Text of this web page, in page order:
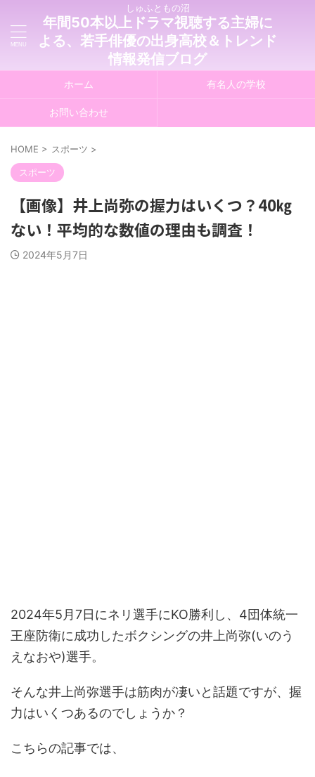
しゅふともの沼
年間50本以上ドラマ視聴する主婦に
よる、若手俳優の出身高校＆トレンド
情報発信ブログ
ホーム 有名人の学校
お問い合わせ
HOME > スポーツ >
スポーツ
【画像】井上尚弥の握力はいくつ？40㎏
ない！平均的な数値の理由も調査！
2024年5月7日
2024年5月7日にネリ選手にKO勝利し、4団体統一
王座防衛に成功したボクシングの井上尚弥(いのう
えなおや)選手。
そんな井上尚弥選手は筋肉が凄いと話題ですが、握
力はいくつあるのでしょうか？
こちらの記事では、